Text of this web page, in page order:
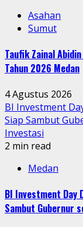
Asahan
Sumut
Taufik Zainal
Tahun 2026 Medan
4 Agustus 2026
BI Investment
Siap Sambut
Investasi
2 min read
Medan
BI Investment Day
Sambut Gubernur